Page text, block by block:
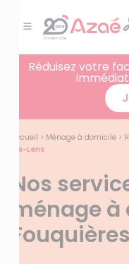
Réduisez votre
Accueil > Ménage à domicile >
lès-Lens
Nos
ménage